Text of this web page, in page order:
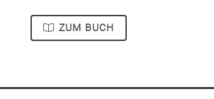
ZUM BUCH